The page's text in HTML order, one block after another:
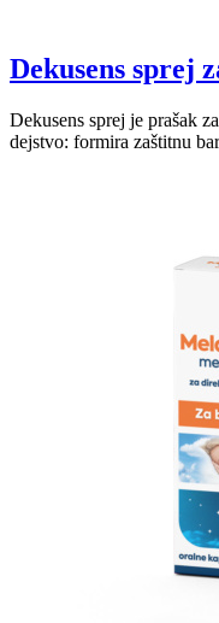
Dekusens sprej
Dekusens sprej je prašak
dejstvo: formira zaštitnu